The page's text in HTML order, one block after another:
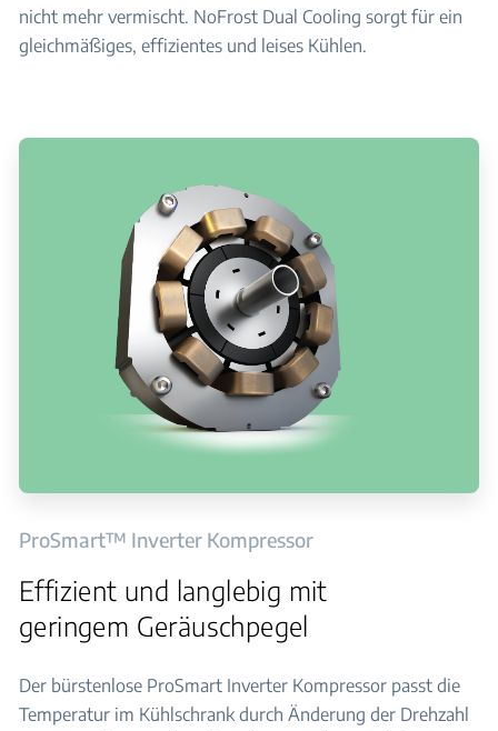
nicht mehr vermischt. NoFrost Dual Cooling sorgt für ein
gleichmäßiges, effizientes und leises Kühlen.
ProSmart™ Inverter Kompressor
Effizient und langlebig mit
geringem Geräuschpegel
Der bürstenlose ProSmart Inverter Kompressor passt die
Temperatur im Kühlschrank durch Änderung der Drehzahl